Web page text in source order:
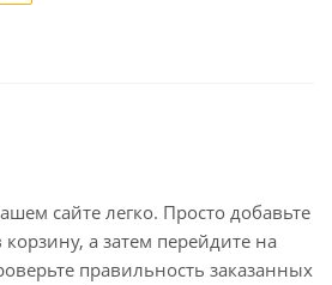
сайте легко. Просто добавьте
а затем перейдите на
правильность заказанных